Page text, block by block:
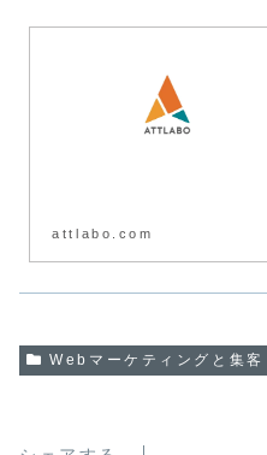
attlabo.com
Webマーケティングと集客